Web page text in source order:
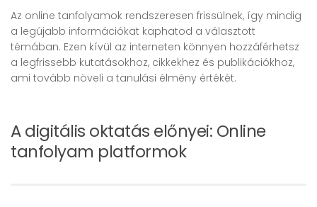
Az online tanfolyamok rendszeresen frissülnek, így mindig
a legújabb információkat kaphatod a választott
témában. Ezen kívül az interneten könnyen hozzáférhetsz
a legfrissebb kutatásokhoz, cikkekhez és publikációkhoz,
ami tovább növeli a tanulási élmény értékét.
A digitális oktatás előnyei: Online
tanfolyam platformok